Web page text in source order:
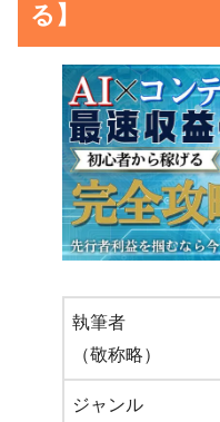
る】
執筆者
（敬称略）
ジャンル